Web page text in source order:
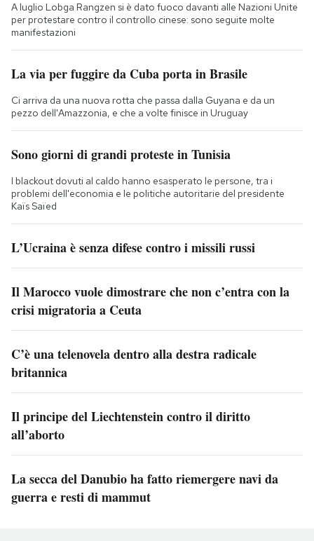
A luglio Lobga Rangzen si è dato fuoco davanti alle Nazioni Unite
per protestare contro il controllo cinese: sono seguite molte
manifestazioni
La via per fuggire da Cuba porta in Brasile
Ci arriva da una nuova rotta che passa dalla Guyana e da un
pezzo dell'Amazzonia, e che a volte finisce in Uruguay
Sono giorni di grandi proteste in Tunisia
I blackout dovuti al caldo hanno esasperato le persone, tra i
problemi dell'economia e le politiche autoritarie del presidente
Kaïs Saïed
L’Ucraina è senza difese contro i missili russi
Il Marocco vuole dimostrare che non c’entra con la
crisi migratoria a Ceuta
C’è una telenovela dentro alla destra radicale
britannica
Il principe del Liechtenstein contro il diritto
all’aborto
La secca del Danubio ha fatto riemergere navi da
guerra e resti di mammut